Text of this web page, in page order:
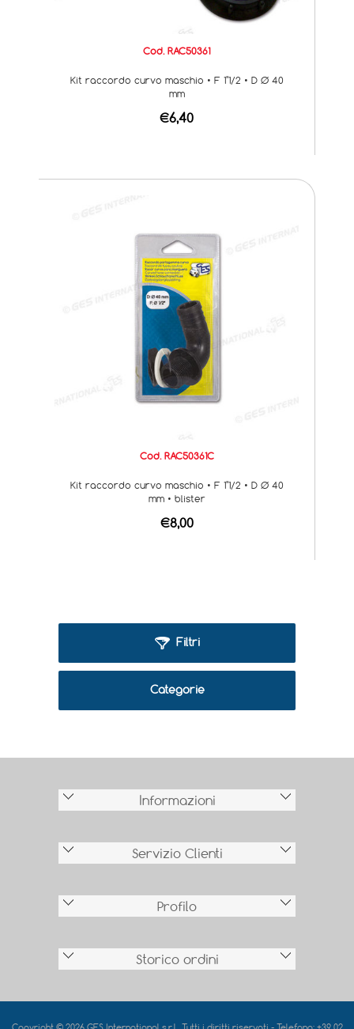
Cod. RAC50361
Kit raccordo curvo maschio • F 1"1/2 • D Ø 40
mm
€6,40
Cod. RAC50361C
Kit raccordo curvo maschio • F 1"1/2 • D Ø 40
mm • blister
€8,00
Filtri
Categorie
Informazioni
Servizio Clienti
Profilo
Storico ordini